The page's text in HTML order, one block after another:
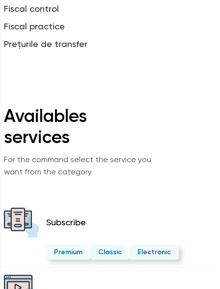
Fiscal control
Fiscal practice
Prețurile de transfer
Availables
services
For the command select the service you
want from the category
Subscribe
Premium Classic Electronic